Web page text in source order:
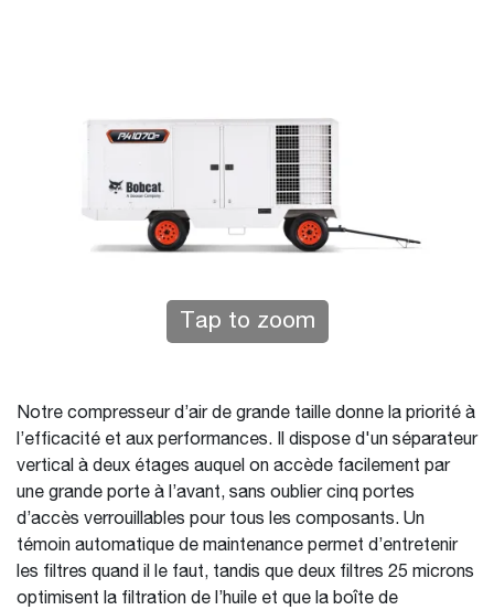
Tap to zoom
Notre compresseur d’air de grande taille donne la priorité à
l’efficacité et aux performances. Il dispose d'un séparateur
vertical à deux étages auquel on accède facilement par
une grande porte à l’avant, sans oublier cinq portes
d’accès verrouillables pour tous les composants. Un
témoin automatique de maintenance permet d’entretenir
les filtres quand il le faut, tandis que deux filtres 25 microns
optimisent la filtration de l’huile et que la boîte de